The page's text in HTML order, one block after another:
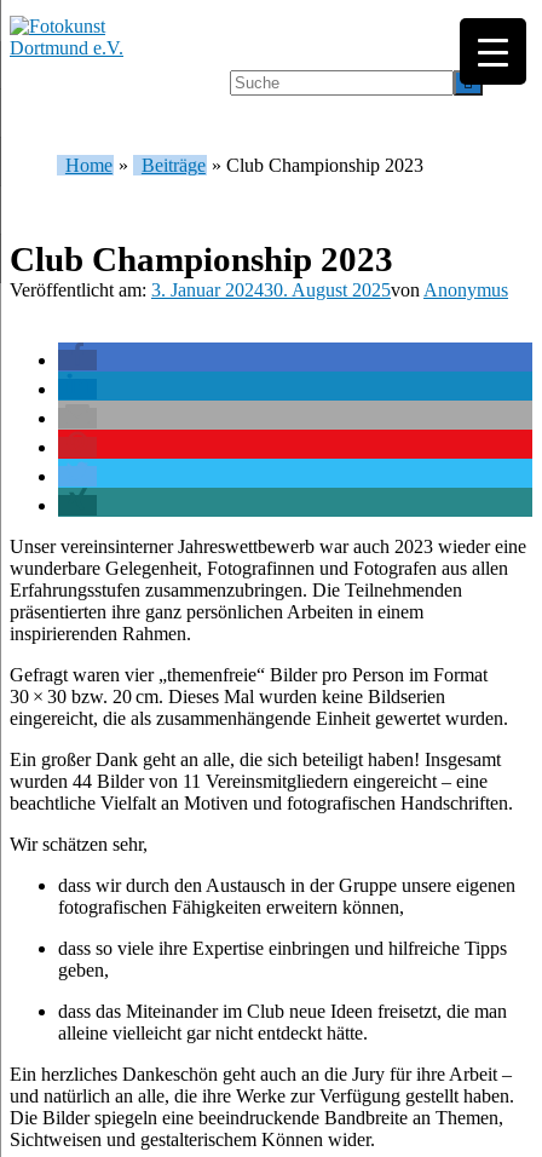
Home » Beiträge » Club Championship 2023
Club Championship 2023
Veröffentlicht am: 3. Januar 202430. August 2025von Anonymus
Unser vereinsinterner Jahreswettbewerb war auch 2023 wieder eine
wunderbare Gelegenheit, Fotografinnen und Fotografen aus allen
Erfahrungsstufen zusammenzubringen. Die Teilnehmenden
präsentierten ihre ganz persönlichen Arbeiten in einem
inspirierenden Rahmen.
Gefragt waren vier „themenfreie“ Bilder pro Person im Format
30 × 30 bzw. 20 cm. Dieses Mal wurden keine Bildserien
eingereicht, die als zusammenhängende Einheit gewertet wurden.
Ein großer Dank geht an alle, die sich beteiligt haben! Insgesamt
wurden 44 Bilder von 11 Vereinsmitgliedern eingereicht – eine
beachtliche Vielfalt an Motiven und fotografischen Handschriften.
Wir schätzen sehr,
dass wir durch den Austausch in der Gruppe unsere eigenen
fotografischen Fähigkeiten erweitern können,
dass so viele ihre Expertise einbringen und hilfreiche Tipps
geben,
dass das Miteinander im Club neue Ideen freisetzt, die man
alleine vielleicht gar nicht entdeckt hätte.
Ein herzliches Dankeschön geht auch an die Jury für ihre Arbeit –
und natürlich an alle, die ihre Werke zur Verfügung gestellt haben.
Die Bilder spiegeln eine beeindruckende Bandbreite an Themen,
Sichtweisen und gestalterischem Können wider.